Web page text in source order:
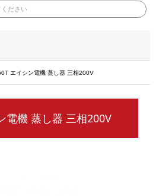
エイシン電機 蒸し器 三相200V
電機 蒸し器 三相200V